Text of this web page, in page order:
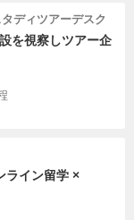
ディツアーデスク
を視察しツアー企
ライン留学 ×